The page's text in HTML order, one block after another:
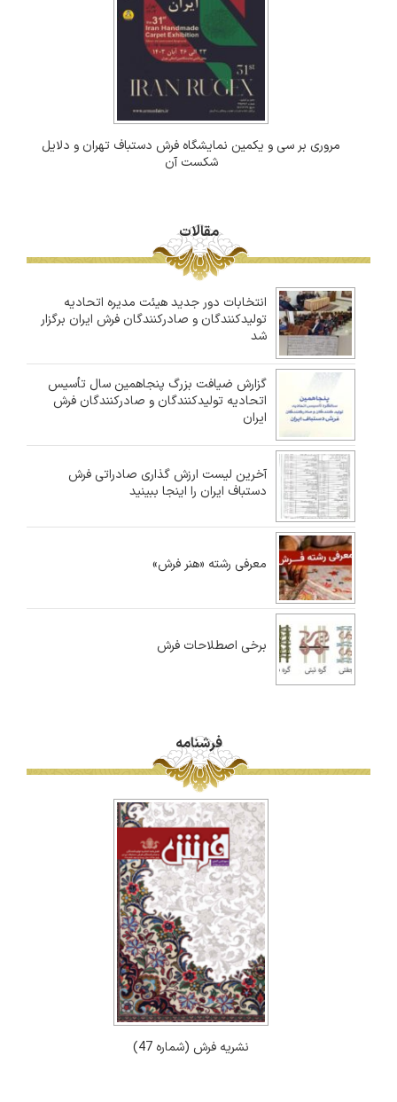
مروری بر سی و یکمین نمایشگاه فرش دستباف تهران و دلایل
شکست آن
مقالات
انتخابات دور جدید هیئت مدیره اتحادیه
تولیدکنندگان و صادرکنندگان فرش ایران برگزار
شد
گزارش ضیافت بزرگ پنجاهمین سال تأسیس
اتحادیه تولیدکنندگان و صادرکنندگان فرش
ایران
آخرین لیست ارزش گذاری صادراتی فرش
دستباف ایران را اینجا ببینید
معرفی رشته «هنر فرش»
برخی اصطلاحات فرش
فرشنامه
نشریه فرش (شماره 47)